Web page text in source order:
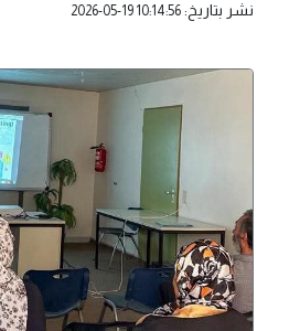
نشر بتاريخ: 2026-05-19 10:14:56